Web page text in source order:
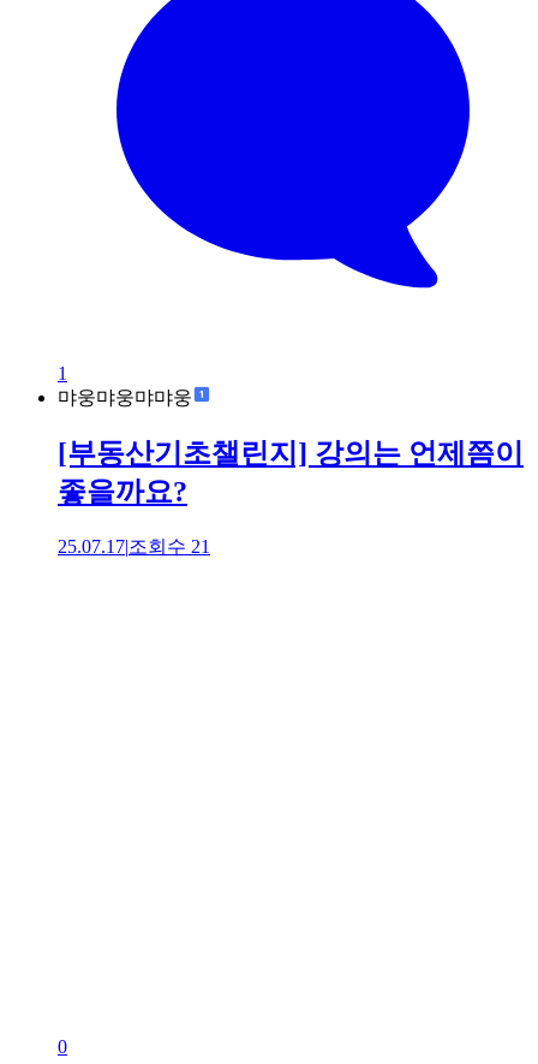
1
먀웅먀웅먀먀웅
[부동산기초챌린지] 강의는 언제쯤이
좋을까요?
25.07.17|조회수 21
0